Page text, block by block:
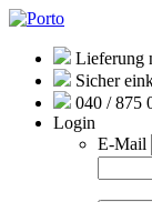
Lieferung
Sicher
040 / 875
Login
E-Mail